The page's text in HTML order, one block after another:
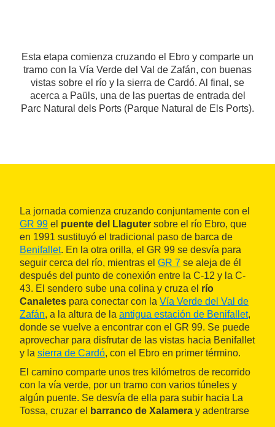
Esta etapa comienza cruzando el Ebro y comparte un
tramo con la Vía Verde del Val de Zafán, con buenas
vistas sobre el río y la sierra de Cardó. Al final, se
acerca a Paüls, una de las puertas de entrada del
Parc Natural dels Ports (Parque Natural de Els Ports).
La jornada comienza cruzando conjuntamente con el
GR 99 el puente del Llaguter sobre el río Ebro, que
en 1991 sustituyó el tradicional paso de barca de
Benifallet. En la otra orilla, el GR 99 se desvía para
seguir cerca del río, mientras el GR 7 se aleja de él
después del punto de conexión entre la C-12 y la C-
43. El sendero sube una colina y cruza el río
Canaletes para conectar con la Vía Verde del Val de
Zafán, a la altura de la antigua estación de Benifallet,
donde se vuelve a encontrar con el GR 99. Se puede
aprovechar para disfrutar de las vistas hacia Benifallet
y la sierra de Cardó, con el Ebro en primer término.
El camino comparte unos tres kilómetros de recorrido
con la vía verde, por un tramo con varios túneles y
algún puente. Se desvía de ella para subir hacia La
Tossa, cruzar el
barranco de Xalamera y adentrarse